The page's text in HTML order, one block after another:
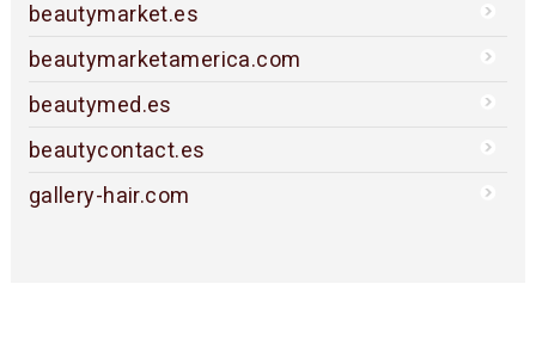
beautymarket.es
beautymarketamerica.com
beautymed.es
beautycontact.es
gallery-hair.com